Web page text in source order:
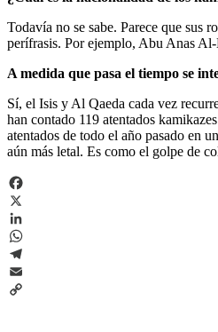
Todavía no se sabe. Parece que sus
perífrasis. Por ejemplo, Abu Anas
A medida que pasa el tiempo se
Sí, el Isis y Al Qaeda cada vez
han contado 119 atentados
atentados de todo el año pasado en
aún más letal. Es como el golpe de
Facebook
X
LinkedIn
WhatsApp
Telegram
Email